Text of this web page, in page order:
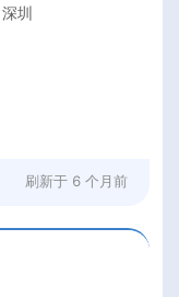
深圳
刷新于 6 个月前